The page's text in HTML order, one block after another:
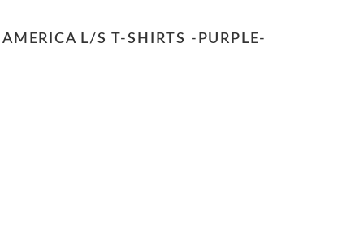
L/S T-SHIRTS -PURPLE-